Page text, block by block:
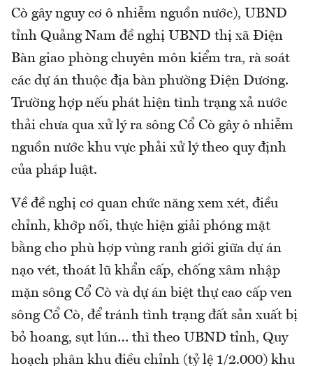
Cò gây nguy cơ ô nhiễm nguồn nước), UBND
tỉnh Quảng Nam đề nghị UBND thị xã Điện
Bàn giao phòng chuyên môn kiểm tra, rà soát
các dự án thuộc địa bàn phường Điện Dương.
Trường hợp nếu phát hiện tình trạng xả nước
thải chưa qua xử lý ra sông Cổ Cò gây ô nhiễm
nguồn nước khu vực phải xử lý theo quy định
của pháp luật.
Về đề nghị cơ quan chức năng xem xét, điều
chỉnh, khớp nối, thực hiện giải phóng mặt
bằng cho phù hợp vùng ranh giới giữa dự án
nạo vét, thoát lũ khẩn cấp, chống xâm nhập
mặn sông Cổ Cò và dự án biệt thự cao cấp ven
sông Cổ Cò, để tránh tình trạng đất sản xuất bị
bỏ hoang, sụt lún… thì theo UBND tỉnh, Quy
hoạch phân khu điều chỉnh (tỷ lệ 1/2.000) khu